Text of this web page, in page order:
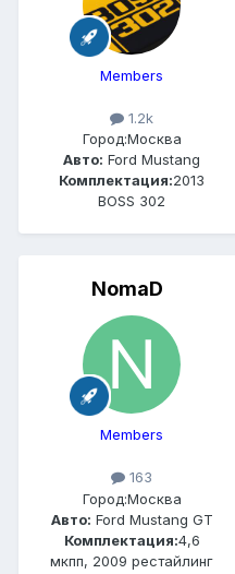
Members
1.2k
Город:Москва
Авто: Ford Mustang
Комплектация:2013
BOSS 302
NomaD
Members
163
Город:Москва
Авто: Ford Mustang GT
Комплектация:4,6
мкпп, 2009 рестайлинг